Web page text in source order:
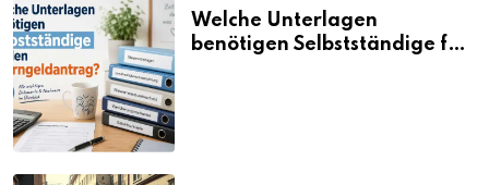
Welche Unterlagen
benötigen Selbstständige für